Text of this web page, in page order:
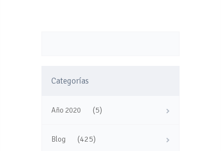
Categorías
Año 2020 (5)
Blog (425)